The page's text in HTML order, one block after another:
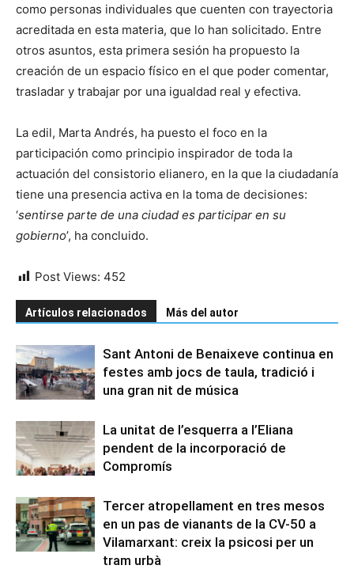
como personas individuales que cuenten con trayectoria
acreditada en esta materia, que lo han solicitado. Entre
otros asuntos, esta primera sesión ha propuesto la
creación de un espacio físico en el que poder comentar,
trasladar y trabajar por una igualdad real y efectiva.
La edil, Marta Andrés, ha puesto el foco en la
participación como principio inspirador de toda la
actuación del consistorio elianero, en la que la ciudadanía
tiene una presencia activa en la toma de decisiones:
‘sentirse parte de una ciudad es participar en su
gobierno’, ha concluido.
Post Views: 452
Artículos relacionados Más del autor
Sant Antoni de Benaixeve continua en
festes amb jocs de taula, tradició i
una gran nit de música
La unitat de l’esquerra a l’Eliana
pendent de la incorporació de
Compromís
Tercer atropellament en tres mesos
en un pas de vianants de la CV-50 a
Vilamarxant: creix la psicosi per un
tram urbà